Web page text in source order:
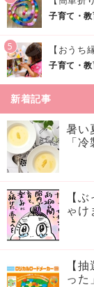
子育て・
5
子育て・
新着記事
暑い
「
【
ゃけ
【
った